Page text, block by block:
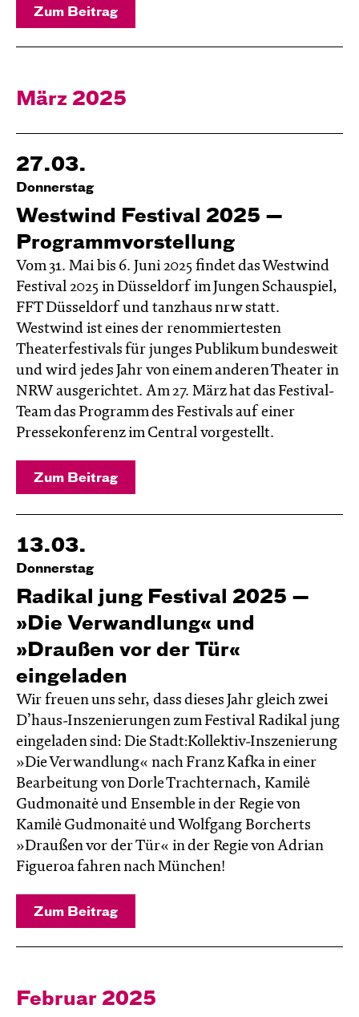
Zum Beitrag
März 2025
27.03.
Donnerstag
Westwind Festival 2025 —
Programmvorstellung
Vom 31. Mai bis 6. Juni 2025 findet das Westwind
Festival 2025 in Düsseldorf im Jungen Schauspiel,
FFT Düsseldorf und tanzhaus nrw statt.
Westwind ist eines der renommiertesten
Theaterfestivals für junges Publikum bundesweit
und wird jedes Jahr von einem anderen Theater in
NRW ausgerichtet. Am 27. März hat das Festival-
Team das Programm des Festivals auf einer
Pressekonferenz im Central vorgestellt.
Zum Beitrag
13.03.
Donnerstag
Radikal jung Festival 2025 —
»Die Verwandlung« und
»Draußen vor der Tür«
eingeladen
Wir freuen uns sehr, dass dieses Jahr gleich zwei
D’haus-Inszenierungen zum Festival Radikal jung
eingeladen sind: Die Stadt:Kollektiv-Inszenierung
»Die Verwandlung« nach Franz Kafka in einer
Bearbeitung von Dorle Trachternach, Kamilė
Gudmonaitė und Ensemble in der Regie von
Kamilė Gudmonaitė und Wolfgang Borcherts
»Draußen vor der Tür« in der Regie von Adrian
Figueroa fahren nach München!
Zum Beitrag
Februar 2025